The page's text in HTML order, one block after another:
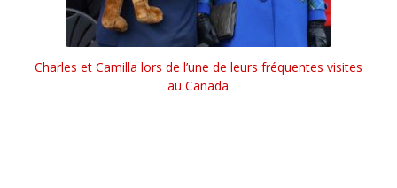
Charles et Camilla lors de l’une de leurs fréquentes visites
au Canada